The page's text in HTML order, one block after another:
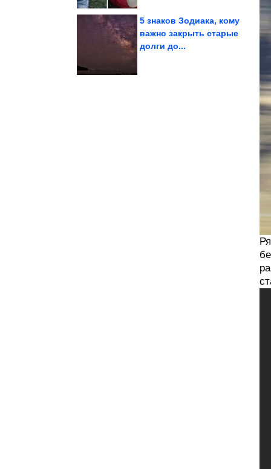
зверушек
5 знаков Зодиака, кому
важно закрыть старые
долги до...